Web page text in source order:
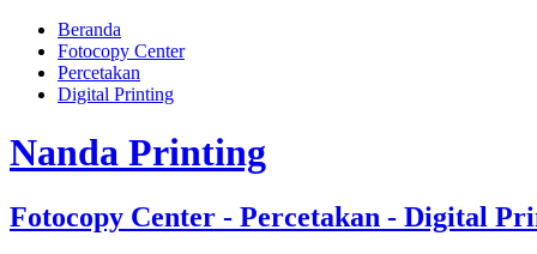
Beranda
Fotocopy Center
Percetakan
Digital Printing
Nanda Printing
Fotocopy Center - Percetakan - Digital